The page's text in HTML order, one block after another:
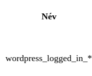
Név
wordpress_logged_in_*